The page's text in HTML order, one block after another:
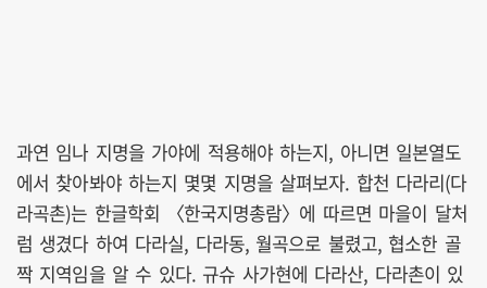
과연 임나 지명을 가야에 적용해야 하는지, 아니면 일본열도
에서 찾아봐야 하는지 몇몇 지명을 살펴보자. 합천 다라리(다
라곡촌)는 한글학회 〈한국지명총람〉에 따르면 마을이 달처
럼 생겼다 하여 다라실, 다라동, 월곡으로 불렸고, 협소한 골
짝 지역임을 알 수 있다. 규슈 사가현에 다라산, 다라촌이 있